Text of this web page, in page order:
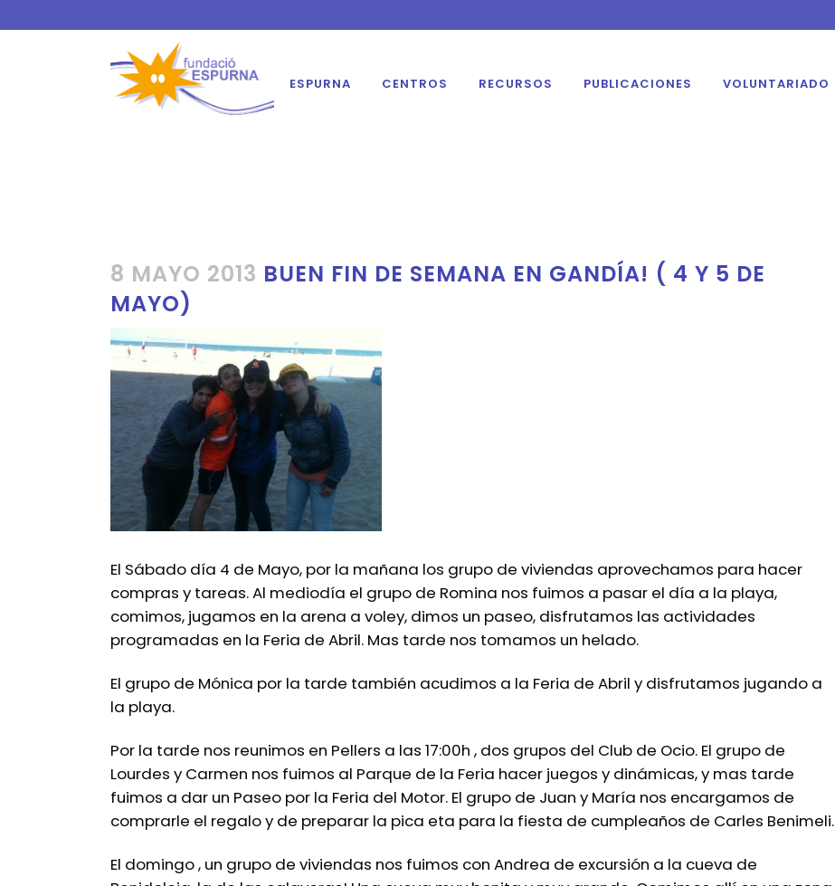
ESPURNA CENTROS RECURSOS PUBLICACIONES VOLUNTARIADO
8 MAYO 2013 BUEN FIN DE SEMANA EN GANDÍA! ( 4 Y 5 DE
MAYO)
El Sábado día 4 de Mayo, por la mañana los grupo de viviendas aprovechamos para hacer
compras y tareas. Al mediodía el grupo de Romina nos fuimos a pasar el día a la playa,
comimos, jugamos en la arena a voley, dimos un paseo, disfrutamos las actividades
programadas en la Feria de Abril. Mas tarde nos tomamos un helado.
El grupo de Mónica por la tarde también acudimos a la Feria de Abril y disfrutamos jugando a
la playa.
Por la tarde nos reunimos en Pellers a las 17:00h , dos grupos del Club de Ocio. El grupo de
Lourdes y Carmen nos fuimos al Parque de la Feria hacer juegos y dinámicas, y mas tarde
fuimos a dar un Paseo por la Feria del Motor. El grupo de Juan y María nos encargamos de
comprarle el regalo y de preparar la pica eta para la fiesta de cumpleaños de Carles Benimeli.
El domingo , un grupo de viviendas nos fuimos con Andrea de excursión a la cueva de